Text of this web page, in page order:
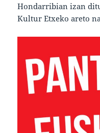
Hondarribian izan
Kultur Etxeko areto